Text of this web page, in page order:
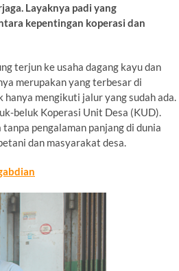
Layaknya padi yang
kepentingan koperasi dan
terjun ke usaha dagang kayu dan
merupakan yang terbesar di
mengikuti jalur yang sudah ada.
beluk Koperasi Unit Desa (KUD).
pengalaman panjang di dunia
dan masyarakat desa.